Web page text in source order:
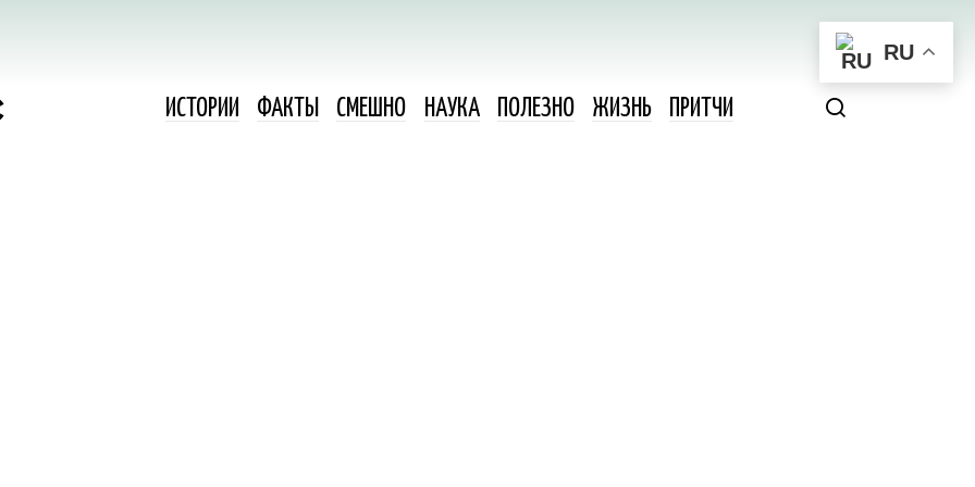
ИСТОРИИ ФАКТЫ СМЕШНО НАУКА ПОЛЕЗНО ЖИЗНЬ ПРИТЧИ
RU